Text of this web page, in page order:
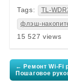
Tags: TL-
флэш-
15 527 views
Post
navigation
← Ремонт Wi-Fi
Пошаговое